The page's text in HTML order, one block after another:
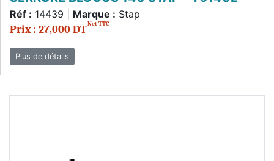
Réf : 14439 | Marque : Stap
Prix : 27,000 DTNet TTC
Plus de détails